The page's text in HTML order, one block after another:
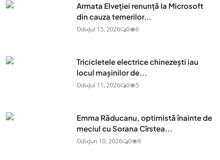
Armata Elveției renunță la Microsoft
din cauza temerilor...
OdixJul 15, 2026 0 6
Tricicletele electrice chinezești iau
locul mașinilor de...
OdixJul 11, 2026 0 5
Emma Răducanu, optimistă înainte de
meciul cu Sorana Cîrstea...
OdixJun 10, 2026 0 9